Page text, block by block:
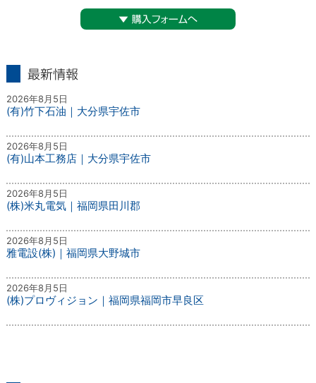
2026年8月5日
(有)竹下石油｜大分県宇佐市
2026年8月5日
(有)山本工務店｜大分県宇佐市
2026年8月5日
(株)米丸電気｜福岡県田川郡
2026年8月5日
雅電設(株)｜福岡県大野城市
2026年8月5日
(株)プロヴィジョン｜福岡県福岡市早良区